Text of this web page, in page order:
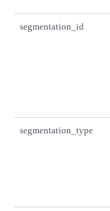
segmentation_id
segmentation_type